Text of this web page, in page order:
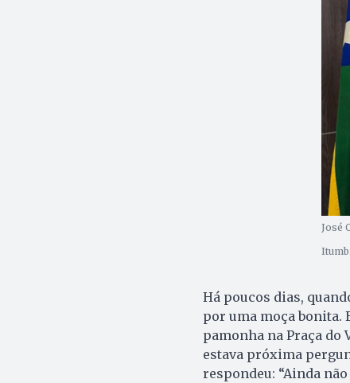
José
Há poucos dias,
por uma moça bonita.
pamonha na Praça do
estava próxima
respondeu: “Ainda